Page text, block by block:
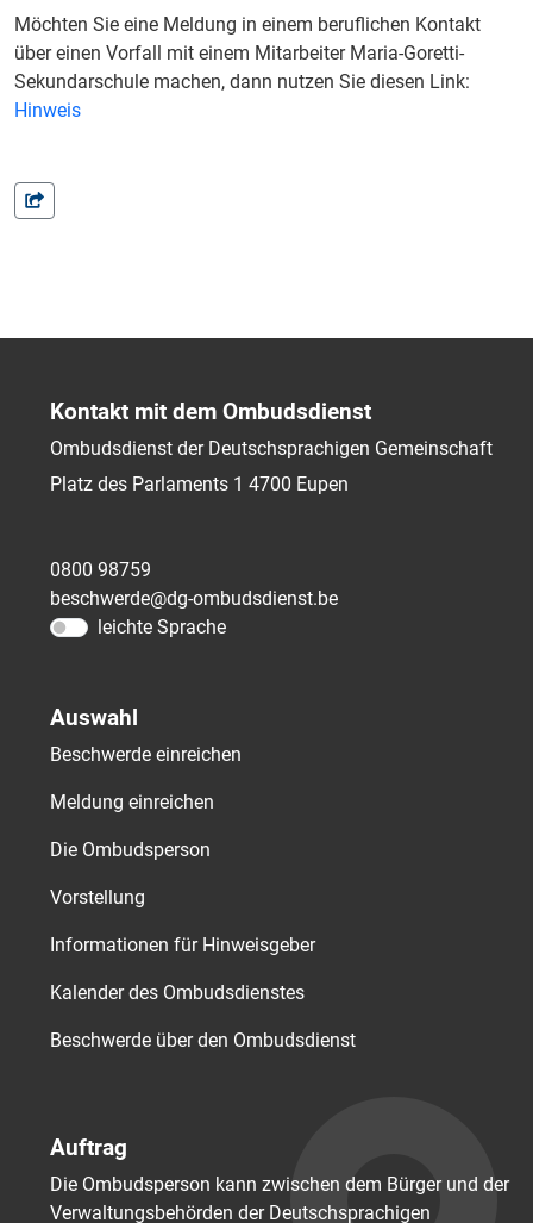
Möchten Sie eine Meldung in einem beruflichen Kontakt
über einen Vorfall mit einem Mitarbeiter Maria-Goretti-
Sekundarschule machen, dann nutzen Sie diesen Link:
Hinweis
Kontakt mit dem Ombudsdienst
Ombudsdienst der Deutschsprachigen Gemeinschaft
Platz des Parlaments 1 4700 Eupen
0800 98759
beschwerde@dg-ombudsdienst.be
leichte Sprache
Auswahl
Beschwerde einreichen
Meldung einreichen
Die Ombudsperson
Vorstellung
Informationen für Hinweisgeber
Kalender des Ombudsdienstes
Beschwerde über den Ombudsdienst
Auftrag
Die Ombudsperson kann zwischen dem Bürger und der
Verwaltungsbehörden der Deutschsprachigen